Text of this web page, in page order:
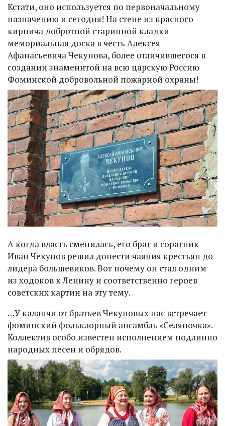
Кстати, оно используется по первоначальному
назначению и сегодня! На стене из красного
кирпича добротной старинной кладки -
мемориальная доска в честь Алексея
Афанасьевича Чекунова, более отличившегося в
создании знаменитой на всю царскую Россию
Фоминской добровольной пожарной охраны!
А когда власть сменилась, его брат и соратник
Иван Чекунов решил донести чаяния крестьян до
лидера большевиков. Вот почему он стал одним
из ходоков к Ленину и соответственно героев
советских картин на эту тему.
…У каланчи от братьев Чекуновых нас встречает
фоминский фольклорный ансамбль «Селяночка».
Коллектив особо известен исполнением подлинно
народных песен и обрядов.